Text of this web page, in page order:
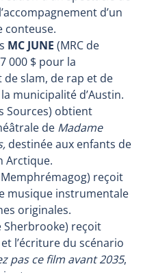
d’un
conteuse.
MC JUNE (MRC de
000 $ pour la
de slam, de rap et de
municipalité d’Austin.
Sources) obtient
de Madame
destinée aux enfants de
Arctique.
Memphrémagog) reçoit
musique instrumentale
originales.
Sherbrooke) reçoit
l’écriture du scénario
pas ce film avant 2035,